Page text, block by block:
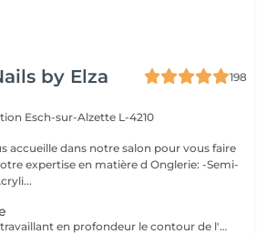
by Elza
198
Esch-sur-Alzette L-4210
accueille dans notre salon pour vous faire
expertise en matière d Onglerie: -Semi-
Technique précise travaillant en profondeur le contour de l'ongle et les cuticules, pour une finition nette, durable et parfaitement soignée. Idéal avant la pose de vernis ou gel/acrylique.